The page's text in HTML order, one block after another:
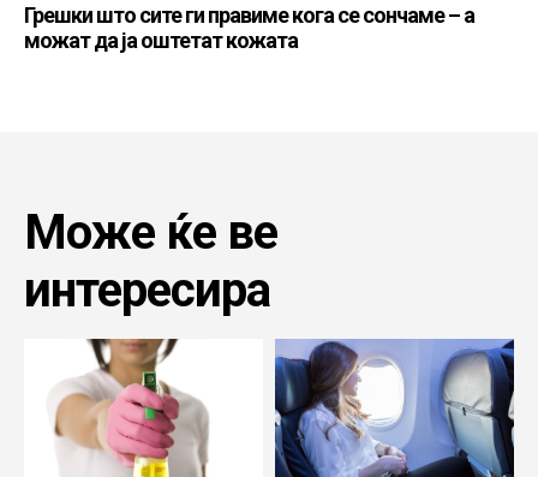
Грешки што сите ги правиме кога се сончаме – а
можат да ја оштетат кожата
Може ќе ве
интересира